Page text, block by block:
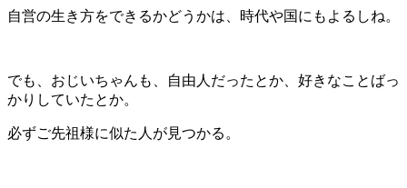
自営の生き方をできるかどうかは、時代や国にもよるしね。
でも、おじいちゃんも、自由人だったとか、好きなことばっ
かりしていたとか。
必ずご先祖様に似た人が見つかる。